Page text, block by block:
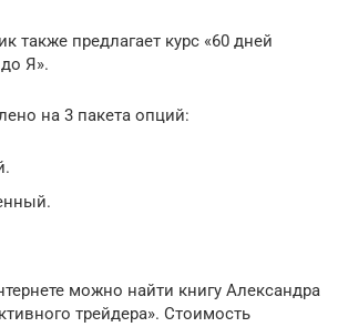
также предлагает курс «60 дней
Я».
на 3 пакета опций:
можно найти книгу Александра
трейдера». Стоимость